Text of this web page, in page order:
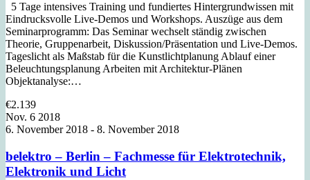
5 Tage intensives Training und fundiertes Hintergrundwissen mit
Eindrucksvolle Live-Demos und Workshops. Auszüge aus dem
Seminarprogramm: Das Seminar wechselt ständig zwischen
Theorie, Gruppenarbeit, Diskussion/Präsentation und Live-Demos.
Tageslicht als Maßstab für die Kunstlichtplanung Ablauf einer
Beleuchtungsplanung Arbeiten mit Architektur-Plänen
Objektanalyse:…
€2.139
Nov. 6 2018
6. November 2018 - 8. November 2018
belektro – Berlin – Fachmesse für Elektrotechnik,
Elektronik und Licht